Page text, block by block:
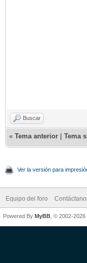
Buscar
« Tema anterior Tema
Ver la versión para
Equipo del foro
Powered By MyBB , © 2002-2026